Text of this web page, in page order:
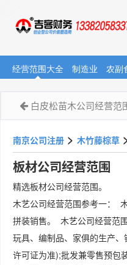
经营范围大全 制造业 农副
白皮松苗木公司经营范
南京公司注册 > 木竹藤棕草
板材公司经营范围
精选板材公司经营范围。
木艺公司经营范围参考一：
拼装销售。 木艺公司经营范
玩具、编制品、家俱的生产
许可证为准);批发兼零售预包